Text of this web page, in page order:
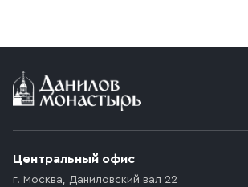
Центральный офис
г. Москва, Даниловский вал 22